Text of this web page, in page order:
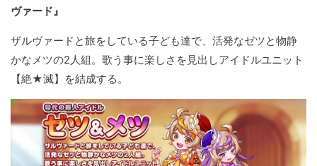
ヴァード』
ザルヴァードと旅をしている子ども達で、活発なゼツと物静
かなメツの2人組。歌う事に楽しさを見出しアイドルユニット
【絶★滅】を結成する。